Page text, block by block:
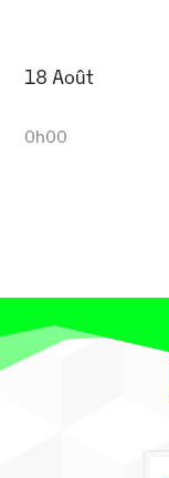
18 Août
0h00